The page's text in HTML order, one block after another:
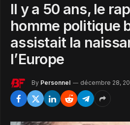
Il y a 50 ans, le
homme politique
assistait la
l’Europe
By Personnel décembre 28,